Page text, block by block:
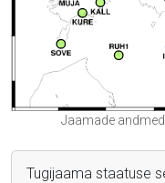
Jaamade
Tugijaama staatuse